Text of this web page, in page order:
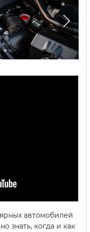
автомобилей
знать, когда и как